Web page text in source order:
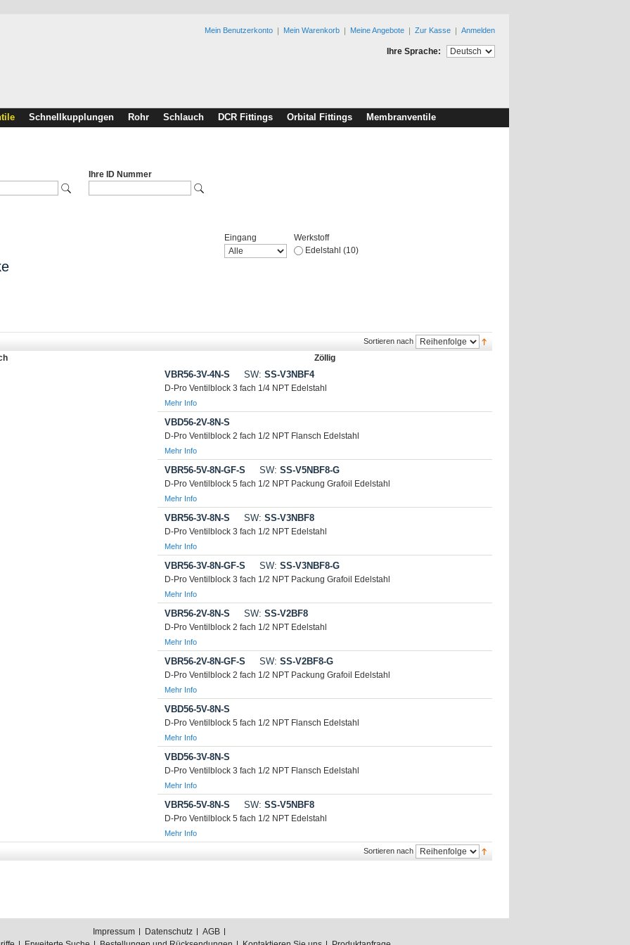
Mein Benutzerkonto Mein Warenkorb Meine Angebote Zur Kasse Anmelden
Ihre Sprache:
Schnellkupplungen Rohr Schlauch DCR Fittings Orbital Fittings Membranventile
Ihre ID Nummer
Eingang
Werkstoff
Edelstahl (10)
Sortieren nach
Zöllig
VBR56-3V-4N-S SW: SS-V3NBF4
D-Pro Ventilblock 3 fach 1/4 NPT Edelstahl
Mehr Info
VBD56-2V-8N-S
D-Pro Ventilblock 2 fach 1/2 NPT Flansch Edelstahl
Mehr Info
VBR56-5V-8N-GF-S SW: SS-V5NBF8-G
D-Pro Ventilblock 5 fach 1/2 NPT Packung Grafoil Edelstahl
Mehr Info
VBR56-3V-8N-S SW: SS-V3NBF8
D-Pro Ventilblock 3 fach 1/2 NPT Edelstahl
Mehr Info
VBR56-3V-8N-GF-S SW: SS-V3NBF8-G
D-Pro Ventilblock 3 fach 1/2 NPT Packung Grafoil Edelstahl
Mehr Info
VBR56-2V-8N-S SW: SS-V2BF8
D-Pro Ventilblock 2 fach 1/2 NPT Edelstahl
Mehr Info
VBR56-2V-8N-GF-S SW: SS-V2BF8-G
D-Pro Ventilblock 2 fach 1/2 NPT Packung Grafoil Edelstahl
Mehr Info
VBD56-5V-8N-S
D-Pro Ventilblock 5 fach 1/2 NPT Flansch Edelstahl
Mehr Info
VBD56-3V-8N-S
D-Pro Ventilblock 3 fach 1/2 NPT Flansch Edelstahl
Mehr Info
VBR56-5V-8N-S SW: SS-V5NBF8
D-Pro Ventilblock 5 fach 1/2 NPT Edelstahl
Mehr Info
Sortieren nach
Impressum Datenschutz
AGB